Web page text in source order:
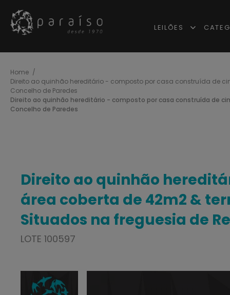
LEILÕES
Home
Direito ao quinhão hereditário - composto por casa construída de
Concelho de Paredes
Direito ao quinhão hereditário - composto por casa construída de
Concelho de Paredes
Direito ao quinhão
área coberta de 42m2 &
Situados na freguesia de
LOTE 100597